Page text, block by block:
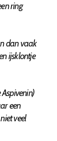
ring
dan vaak
ijsklontje
een
veel